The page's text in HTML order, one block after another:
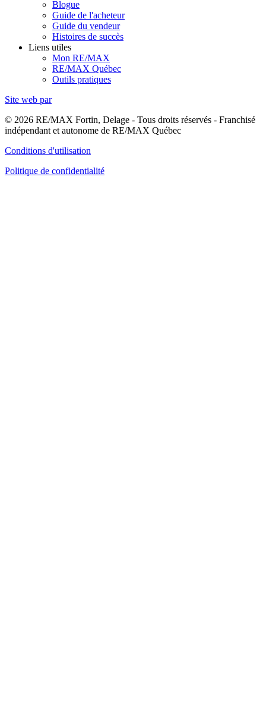
Blogue
Guide de l'acheteur
Guide du vendeur
Histoires de succès
Liens utiles
Mon RE/MAX
RE/MAX Québec
Outils pratiques
Site web par
© 2026 RE/MAX Fortin, Delage - Tous droits réservés - Franchisé
indépendant et autonome de RE/MAX Québec
Conditions d'utilisation
Politique de confidentialité